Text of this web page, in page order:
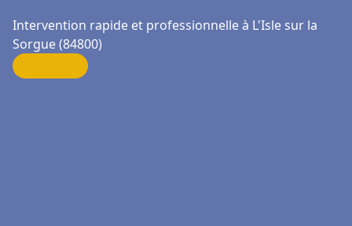
Intervention rapide et professionnelle à L'Isle sur la
Sorgue (84800)